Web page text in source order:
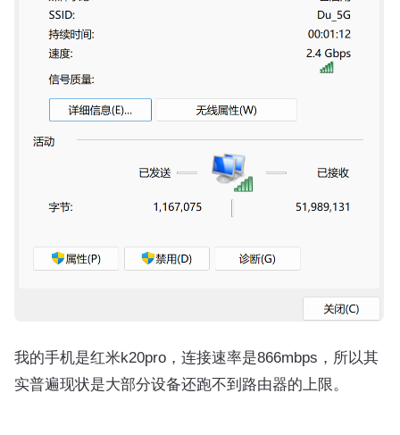
我的手机是红米k20pro，连接速率是866mbps，所以其
实普遍现状是大部分设备还跑不到路由器的上限。